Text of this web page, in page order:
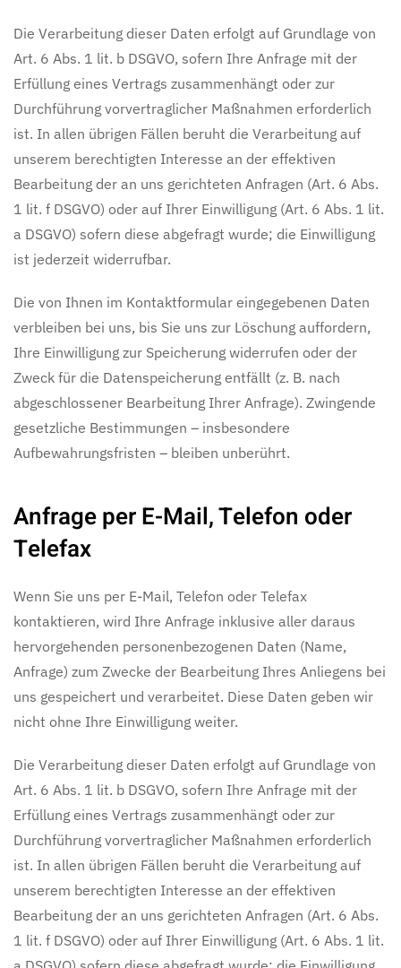
Die Verarbeitung dieser Daten erfolgt auf Grundlage von
Art. 6 Abs. 1 lit. b DSGVO, sofern Ihre Anfrage mit der
Erfüllung eines Vertrags zusammenhängt oder zur
Durchführung vorvertraglicher Maßnahmen erforderlich
ist. In allen übrigen Fällen beruht die Verarbeitung auf
unserem berechtigten Interesse an der effektiven
Bearbeitung der an uns gerichteten Anfragen (Art. 6 Abs.
1 lit. f DSGVO) oder auf Ihrer Einwilligung (Art. 6 Abs. 1 lit.
a DSGVO) sofern diese abgefragt wurde; die Einwilligung
ist jederzeit widerrufbar.
Die von Ihnen im Kontaktformular eingegebenen Daten
verbleiben bei uns, bis Sie uns zur Löschung auffordern,
Ihre Einwilligung zur Speicherung widerrufen oder der
Zweck für die Datenspeicherung entfällt (z. B. nach
abgeschlossener Bearbeitung Ihrer Anfrage). Zwingende
gesetzliche Bestimmungen – insbesondere
Aufbewahrungsfristen – bleiben unberührt.
Anfrage per E-Mail, Telefon oder
Telefax
Wenn Sie uns per E-Mail, Telefon oder Telefax
kontaktieren, wird Ihre Anfrage inklusive aller daraus
hervorgehenden personenbezogenen Daten (Name,
Anfrage) zum Zwecke der Bearbeitung Ihres Anliegens bei
uns gespeichert und verarbeitet. Diese Daten geben wir
nicht ohne Ihre Einwilligung weiter.
Die Verarbeitung dieser Daten erfolgt auf Grundlage von
Art. 6 Abs. 1 lit. b DSGVO, sofern Ihre Anfrage mit der
Erfüllung eines Vertrags zusammenhängt oder zur
Durchführung vorvertraglicher Maßnahmen erforderlich
ist. In allen übrigen Fällen beruht die Verarbeitung auf
unserem berechtigten Interesse an der effektiven
Bearbeitung der an uns gerichteten Anfragen (Art. 6 Abs.
1 lit. f DSGVO) oder auf Ihrer Einwilligung (Art. 6 Abs. 1 lit.